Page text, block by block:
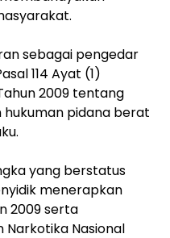
sebagai pengedar
114 Ayat (1)
2009 tentang
pidana berat
yang berstatus
menerapkan
2009 serta
Narkotika Nasional